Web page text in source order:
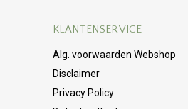
KLANTENSERVICE
Alg. voorwaarden Webshop
Disclaimer
Privacy Policy